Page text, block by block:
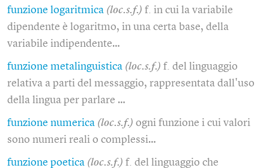
funzione logaritmica (loc.s.f.) f. in cui la variabile
dipendente è logaritmo, in una certa base, della
variabile indipendente…
funzione metalinguistica (loc.s.f.) f. del linguaggio
relativa a parti del messaggio, rappresentata dall'uso
della lingua per parlare …
funzione numerica (loc.s.f.) ogni funzione i cui valori
sono numeri reali o complessi…
funzione poetica (loc.s.f.) f. del linguaggio che